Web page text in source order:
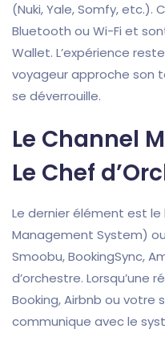
(Nuki, Yale, Somfy,
Bluetooth ou Wi-Fi et
Wallet. L’expérience
voyageur approche son
se déverrouille.
Le Channel
Le Chef
Le dernier élément est le
Management System)
Smoobu, BookingSync,
d’orchestre. Lorsqu’une
Booking, Airbnb ou votre
communique avec le